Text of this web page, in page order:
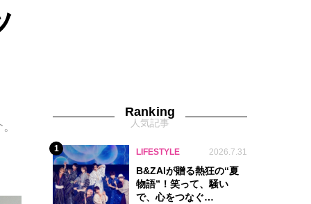
Ranking
人気記事
1 LIFESTYLE 2026.7.31
B&ZAIが贈る熱狂の“夏
物語”！笑って、騒い
で、心をつなぐ